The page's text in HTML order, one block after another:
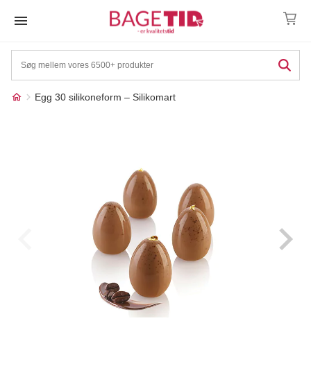
Egg 30 silikoneform – Silikomart